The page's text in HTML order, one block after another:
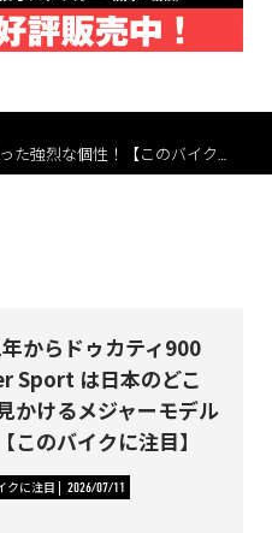
った強烈な個性！【このバイク…
からドゥカティ900
Sport は日本のどこ
かけるメジャーモデル
このバイクに注目】
クに注目 2026/07/11